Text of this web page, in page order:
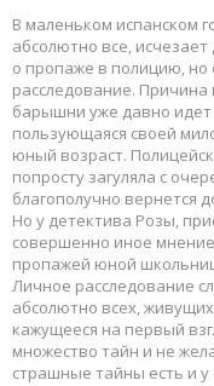
В маленьком испанском
абсолютно все,
о пропаже в полицию, но
расследование.
барышни уже давно
пользующаяся своей
юный возраст.
попросту загуляла с
благополучно вернется
Но у детектива Розы,
совершенно иное
пропажей юной
Личное расследование
абсолютно всех,
кажущееся на первый
множество тайн и не
страшные тайны есть и